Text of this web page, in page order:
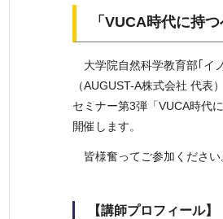
「VUCA時代に持
大学院自然科学教育部｢イ
（AUGUST-A株式会社 代表
セミナー第3弾「VUCA時代
開催します。
皆様奮ってご参加ください
【講師プロフィール】